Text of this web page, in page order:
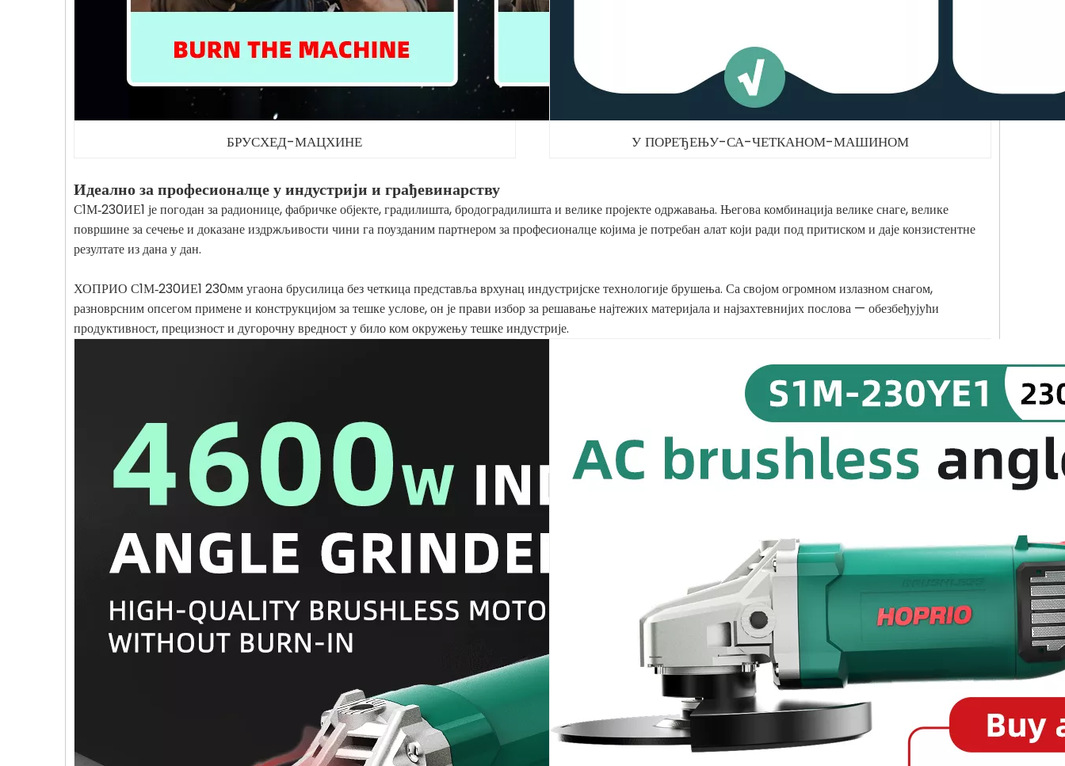
БРУСХЕД-МАЦХИНЕ У ПОРЕЂЕЊУ-СА-ЧЕТКАНОМ-МАШИНОМ
Идеално за професионалце у индустрији и грађевинарству
С1М‑230ИЕ1 је погодан за радионице, фабричке објекте, градилишта, бродоградилишта и велике пројекте одржавања. Његова комбинација велике снаге, велике
површине за сечење и доказане издржљивости чини га поузданим партнером за професионалце којима је потребан алат који ради под притиском и даје конзистентне
резултате из дана у дан.
ХОПРИО С1М‑230ИЕ1 230мм угаона брусилица без четкица представља врхунац индустријске технологије брушења. Са својом огромном излазном снагом,
разноврсним опсегом примене и конструкцијом за тешке услове, он је прави избор за решавање најтежих материјала и најзахтевнијих послова — обезбеђујући
продуктивност, прецизност и дугорочну вредност у било ком окружењу тешке индустрије.